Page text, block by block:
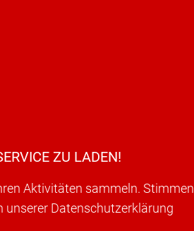
ZU LADEN!
Aktivitäten sammeln. Stimmen
unserer Datenschutzerklärung